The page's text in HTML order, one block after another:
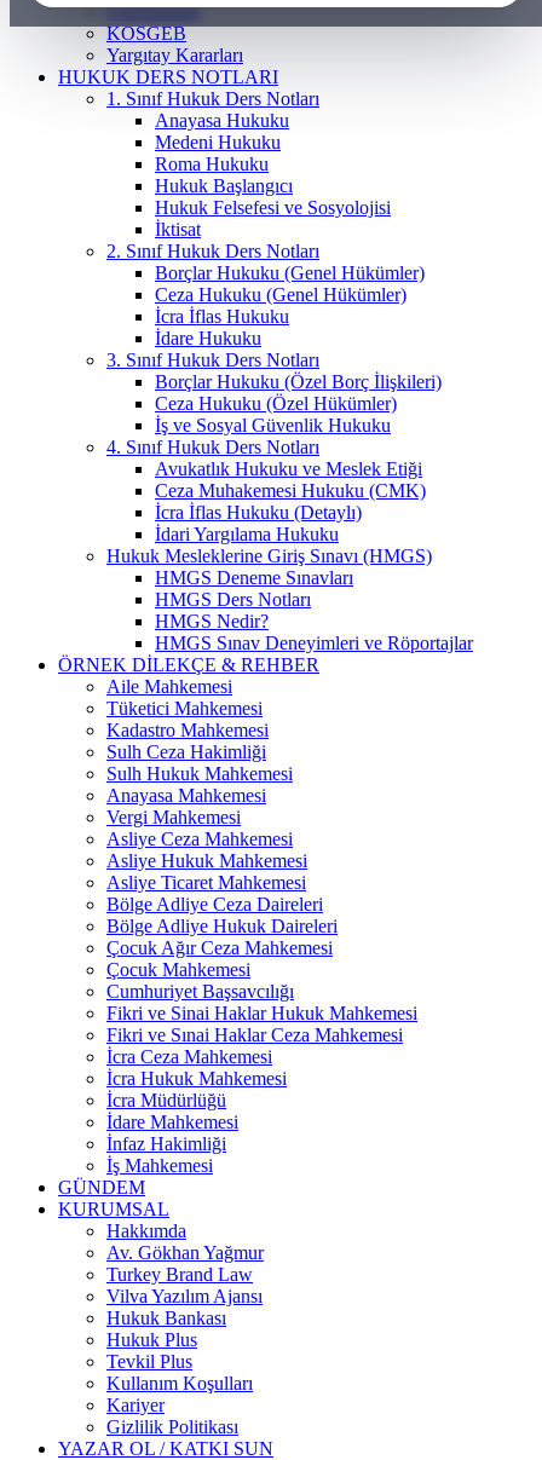
Frenchasıng
KOSGEB
Yargıtay Kararları
HUKUK DERS NOTLARI
1. Sınıf Hukuk Ders Notları
Anayasa Hukuku
Medeni Hukuku
Roma Hukuku
Hukuk Başlangıcı
Hukuk Felsefesi ve Sosyolojisi
İktisat
2. Sınıf Hukuk Ders Notları
Borçlar Hukuku (Genel Hükümler)
Ceza Hukuku (Genel Hükümler)
İcra İflas Hukuku
İdare Hukuku
3. Sınıf Hukuk Ders Notları
Borçlar Hukuku (Özel Borç İlişkileri)
Ceza Hukuku (Özel Hükümler)
İş ve Sosyal Güvenlik Hukuku
4. Sınıf Hukuk Ders Notları
Avukatlık Hukuku ve Meslek Etiği
Ceza Muhakemesi Hukuku (CMK)
İcra İflas Hukuku (Detaylı)
İdari Yargılama Hukuku
Hukuk Mesleklerine Giriş Sınavı (HMGS)
HMGS Deneme Sınavları
HMGS Ders Notları
HMGS Nedir?
HMGS Sınav Deneyimleri ve Röportajlar
ÖRNEK DILEKÇE & REHBER
Aile Mahkemesi
Tüketici Mahkemesi
Kadastro Mahkemesi
Sulh Ceza Hakimliği
Sulh Hukuk Mahkemesi
Anayasa Mahkemesi
Vergi Mahkemesi
Asliye Ceza Mahkemesi
Asliye Hukuk Mahkemesi
Asliye Ticaret Mahkemesi
Bölge Adliye Ceza Daireleri
Bölge Adliye Hukuk Daireleri
Çocuk Ağır Ceza Mahkemesi
Çocuk Mahkemesi
Cumhuriyet Başsavcılığı
Fikri ve Sinai Haklar Hukuk Mahkemesi
Fikri ve Sınai Haklar Ceza Mahkemesi
İcra Ceza Mahkemesi
İcra Hukuk Mahkemesi
İcra Müdürlüğü
İdare Mahkemesi
İnfaz Hakimliği
İş Mahkemesi
GÜNDEM
KURUMSAL
Hakkımda
Av. Gökhan Yağmur
Turkey Brand Law
Vilva Yazılım Ajansı
Hukuk Bankası
Hukuk Plus
Tevkil Plus
Kullanım Koşulları
Kariyer
Gizlilik Politikası
YAZAR OL / KATKI SUN